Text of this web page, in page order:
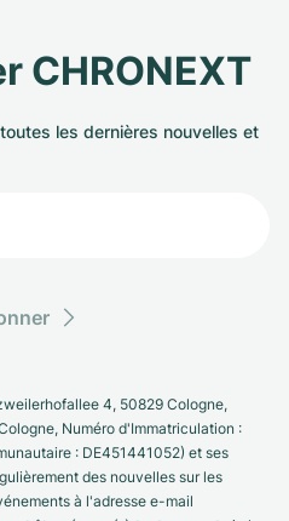
CHRONEXT
les dernières nouvelles et
4, 50829 Cologne,
Numéro d'Immatriculation :
: DE451441052) et ses
des nouvelles sur les
à l'adresse e-mail